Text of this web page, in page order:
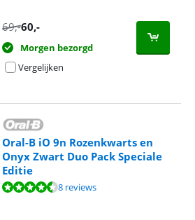
69,-60,-
Morgen bezorgd
Vergelijken
Oral-B iO 9n Rozenkwarts en
Onyx Zwart Duo Pack Speciale
Editie
gebaseerd op 8 reviews.
8 reviews